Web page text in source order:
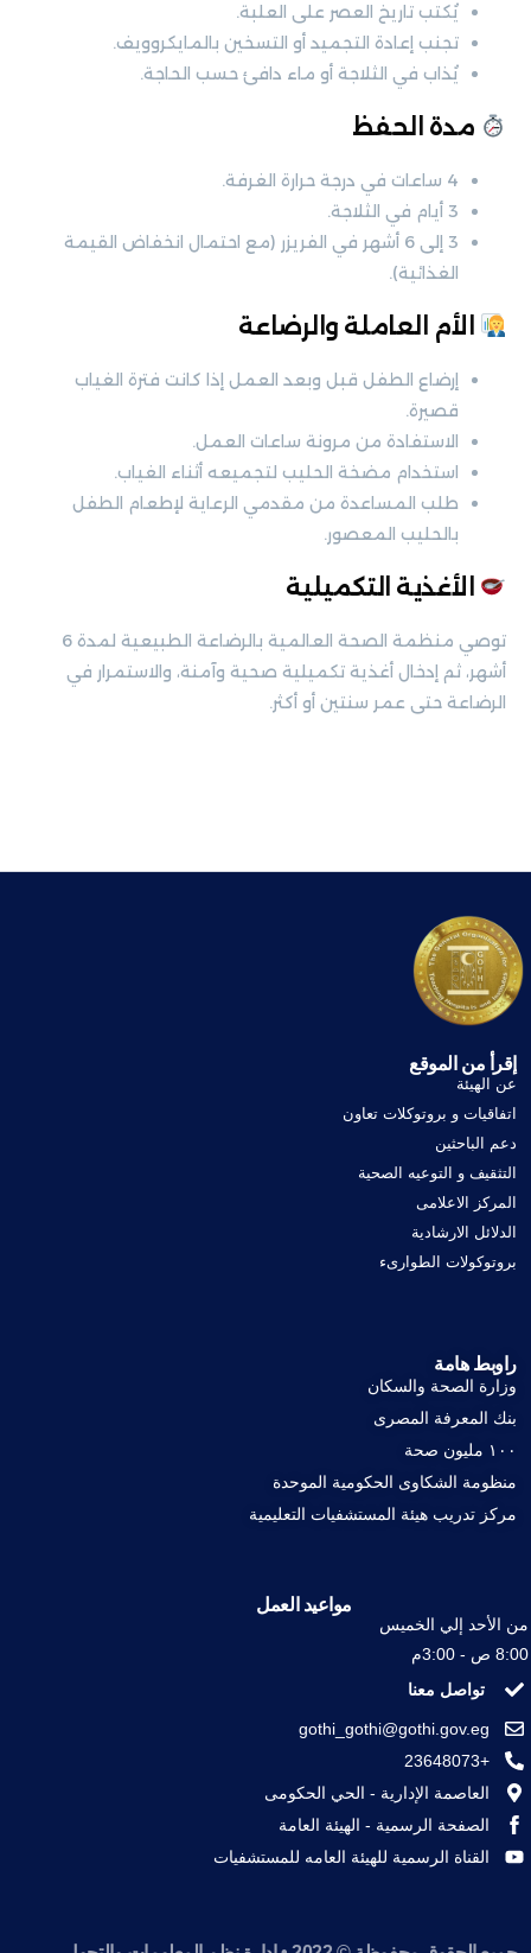
يُكتب تاريخ العصر على العلبة.
تجنب إعادة التجميد أو التسخين بالمايكروويف.
يُذاب في الثلاجة أو ماء دافئ حسب الحاجة.
مدة الحفظ
4 ساعات في درجة حرارة الغرفة.
3 أيام في الثلاجة.
3 إلى 6 أشهر في الفريزر (مع احتمال انخفاض القيمة
الغذائية).
الأم العاملة والرضاعة
إرضاع الطفل قبل وبعد العمل إذا كانت فترة الغياب
قصيرة.
الاستفادة من مرونة ساعات العمل.
استخدام مضخة الحليب لتجميعه أثناء الغياب.
طلب المساعدة من مقدمي الرعاية لإطعام الطفل
بالحليب المعصور.
الأغذية التكميلية
توصي منظمة الصحة العالمية بالرضاعة الطبيعية لمدة 6
أشهر، ثم إدخال أغذية تكميلية صحية وآمنة، والاستمرار في
الرضاعة حتى عمر سنتين أو أكثر.
إقرأ من الموقع
عن الهيئة
اتفاقيات و بروتوكلات تعاون
دعم الباحثين
التثقيف و التوعيه الصحية
المركز الاعلامى
الدلائل الارشادية
بروتوكولات الطوارىء
راوبط هامة
وزارة الصحة والسكان
بنك المعرفة المصرى
١٠٠ مليون صحة
منظومة الشكاوى الحكومية الموحدة
مركز تدريب هيئة المستشفيات التعليمية
مواعيد العمل
من الأحد إلي الخميس
8:00 ص - 3:00م
تواصل معنا
gothi_gothi@gothi.gov.eg
+23648073
العاصمة الإدارية - الحي الحكومى
الصفحة الرسمية - الهيئة العامة
القناة الرسمية للهيئة العامه للمستشفيات